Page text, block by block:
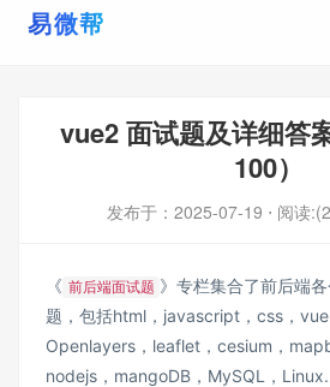
vue2 面试题及详细答
100）
发布于： 2025-07-19 ⋅ 阅读
《 前后端面试题 》专栏集合了前后端
题，包括html，javascript，css，vue
Openlayers，leaflet，cesium，
nodejs，mangoDB，MySQL，